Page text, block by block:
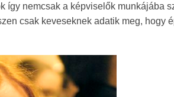
így nemcsak a képviselők munkájába
csak keveseknek adatik meg, hogy